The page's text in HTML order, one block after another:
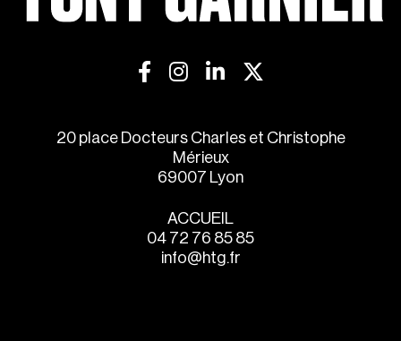
20 place Docteurs Charles et Christophe
Mérieux
69007 Lyon
ACCUEIL
04 72 76 85 85
info@htg.fr